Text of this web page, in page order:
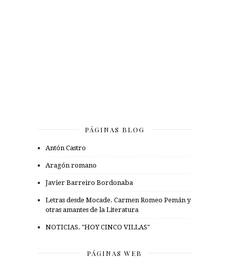
PÁGINAS BLOG
Antón Castro
Aragón romano
Javier Barreiro Bordonaba
Letras desde Mocade. Carmen Romeo Pemán y
otras amantes de la Literatura
NOTICIAS. "HOY CINCO VILLAS"
PÁGINAS WEB